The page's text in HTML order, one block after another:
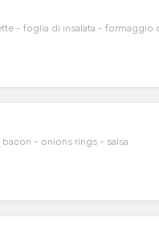
- foglia di insalata - formaggio
- onions rings - salsa